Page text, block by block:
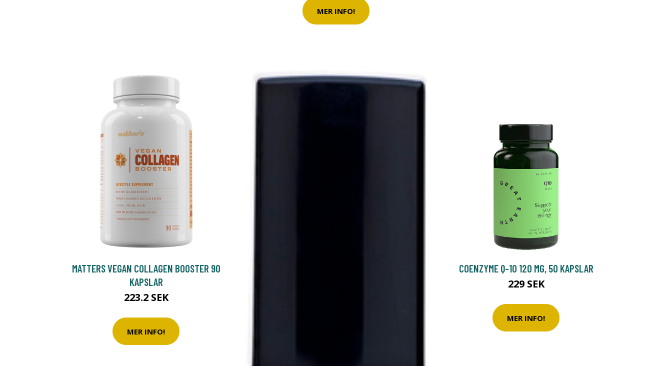
MER INFO!
MATTERS VEGAN COLLAGEN BOOSTER 90
KAPSLAR
223.2 SEK
MER INFO!
COENZYME Q-10 120 MG, 50 KAPSLAR
229 SEK
MER INFO!